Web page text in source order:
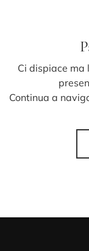
Ci dispiace ma
Continua a